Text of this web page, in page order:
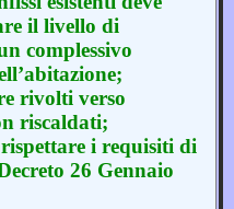
il livello di
complessivo
rivolti verso
riscaldati;
i requisiti di
26 Gennaio